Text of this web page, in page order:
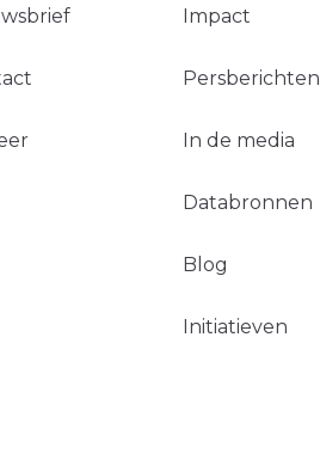
Impact
Persberichten
In de media
Databronnen
Blog
Initiatieven